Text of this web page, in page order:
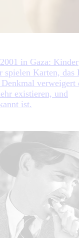
in Gaza: Kinder
spielen Karten, das
verweigert
existieren, und
ist.